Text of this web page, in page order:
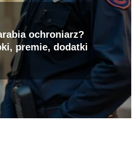
ochroniarz?
premie, dodatki